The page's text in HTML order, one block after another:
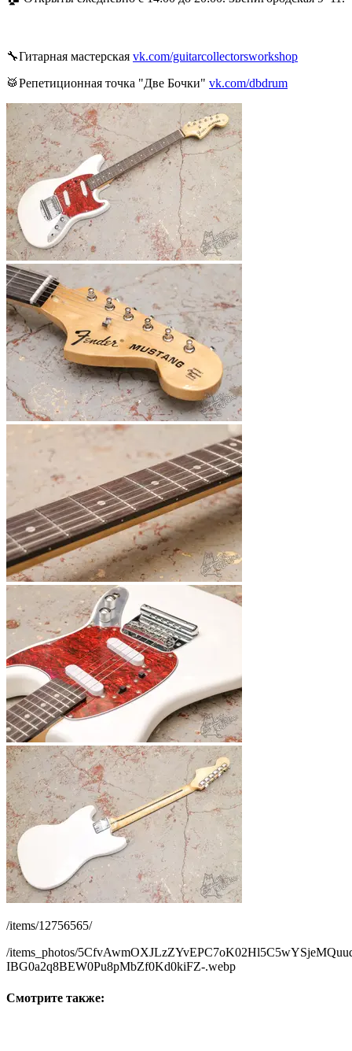
🔧Гитарная мастерская vk.com/guitarcollectorsworkshop
🥁Репетиционная точка "Две Бочки" vk.com/dbdrum
/items/12756565/
/items_photos/
IBG0a2q8BEW0Pu8pMbZf0Kd0kiFZ-.webp
Смотрите также: